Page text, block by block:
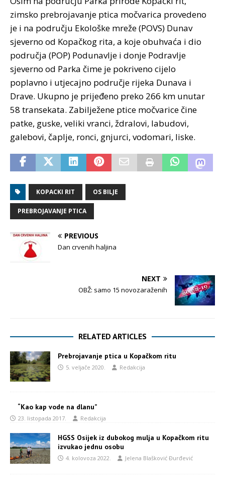
zimsko prebrojavanje ptica močvarica provedeno
je i na području Ekološke mreže (POVS) Dunav
sjeverno od Kopačkog rita, a koje obuhvaća i dio
područja (POP) Podunavlje i donje Podravlje
sjeverno od Parka čime je pokriveno cijelo
poplavno i utjecajno područje rijeka Dunava i
Drave. Ukupno je prijeđeno preko 266 km unutar
58 transekata. Zabilježene ptice močvarice čine
patke, guske, veliki vranci, ždralovi, labudovi,
galebovi, čaplje, ronci, gnjurci, vodomari, liske.
KOPACKI RIT OS BILJE
PREBROJAVANJE PTICA
PREVIOUS
Dan crvenih haljina
NEXT
OBŽ: samo 15 novozaraženih
RELATED ARTICLES
Prebrojavanje ptica u Kopačkom ritu
5. veljače 2020. Redakcija
“Kao kap vode na dlanu”
23. listopada 2017. Redakcija
HGSS Osijek iz dubokog mulja u Kopačkom ritu
izvukao jednu osobu
4. kolovoza 2022. Jelena Blašković Đurđević